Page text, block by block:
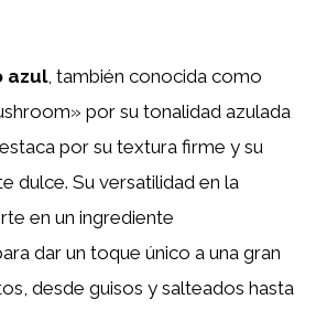
azul, también conocida como
por su tonalidad azulada
por su textura firme y su
dulce. Su versatilidad en la
en un ingrediente
dar un toque único a una gran
desde guisos y salteados hasta